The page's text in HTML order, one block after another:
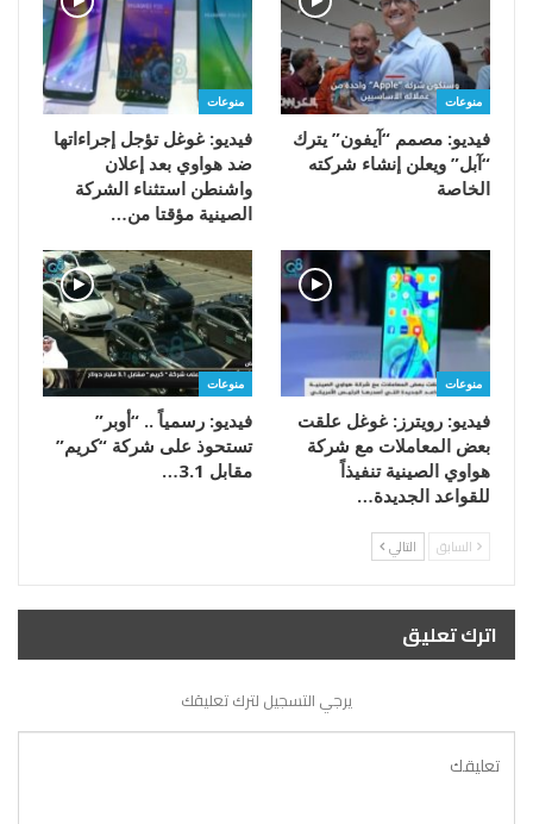
منوعات
فيديو: مصمم “آيفون” يترك
“آبل” ويعلن إنشاء شركته
الخاصة
منوعات
فيديو: غوغل تؤجل إجراءاتها
ضد هواوي بعد إعلان
واشنطن استثناء الشركة
الصينية مؤقتا من…
منوعات
فيديو: رويترز: غوغل علقت
بعض المعاملات مع شركة
هواوي الصينية تنفيذاً
للقواعد الجديدة…
منوعات
فيديو: رسمياً .. “أوبر”
تستحوذ على شركة “كريم”
مقابل 3.1…
السابق التالي
اترك تعليق
يرجي التسجيل لترك تعليقك